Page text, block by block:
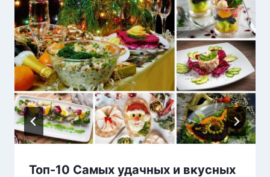
Топ-10 Самых удачных и вкусных